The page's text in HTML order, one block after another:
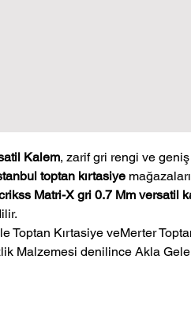
Kalem, zarif gri rengi ve
toptan kırtasiye
Matri-X gri 0.7 Mm versatil
Malzemesi denilince Akla